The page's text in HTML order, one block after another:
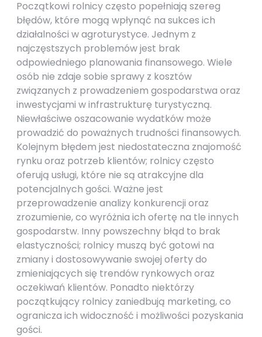
Początkowi rolnicy często popełniają szereg
błędów, które mogą wpłynąć na sukces ich
działalności w agroturystyce. Jednym z
najczęstszych problemów jest brak
odpowiedniego planowania finansowego. Wiele
osób nie zdaje sobie sprawy z kosztów
związanych z prowadzeniem gospodarstwa oraz
inwestycjami w infrastrukturę turystyczną.
Niewłaściwe oszacowanie wydatków może
prowadzić do poważnych trudności finansowych.
Kolejnym błędem jest niedostateczna znajomość
rynku oraz potrzeb klientów; rolnicy często
oferują usługi, które nie są atrakcyjne dla
potencjalnych gości. Ważne jest
przeprowadzenie analizy konkurencji oraz
zrozumienie, co wyróżnia ich ofertę na tle innych
gospodarstw. Inny powszechny błąd to brak
elastyczności; rolnicy muszą być gotowi na
zmiany i dostosowywanie swojej oferty do
zmieniających się trendów rynkowych oraz
oczekiwań klientów. Ponadto niektórzy
początkujący rolnicy zaniedbują marketing, co
ogranicza ich widoczność i możliwości pozyskania
gości.